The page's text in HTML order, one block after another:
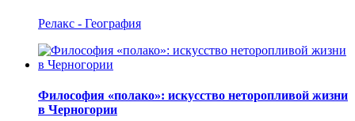
Релакс - География
Философия «полако»: искусство неторопливой жизни
в Черногории